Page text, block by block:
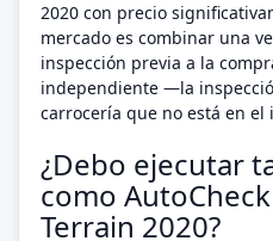
2020 con precio
mercado es combinar una
inspección previa a la
independiente —la
carrocería que no está en el
¿Debo ejecutar
como
Terrain 2020?